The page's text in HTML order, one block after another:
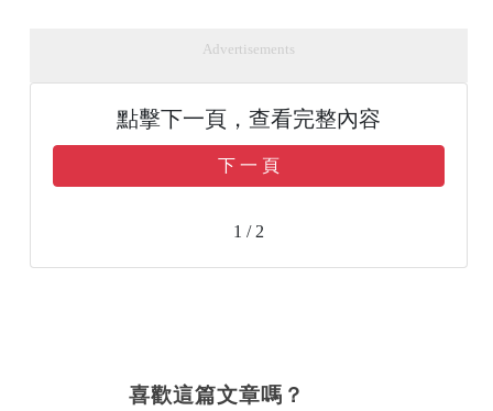
Advertisements
點擊下一頁，查看完整內容
下 一 頁
1 / 2
喜歡這篇文章嗎？